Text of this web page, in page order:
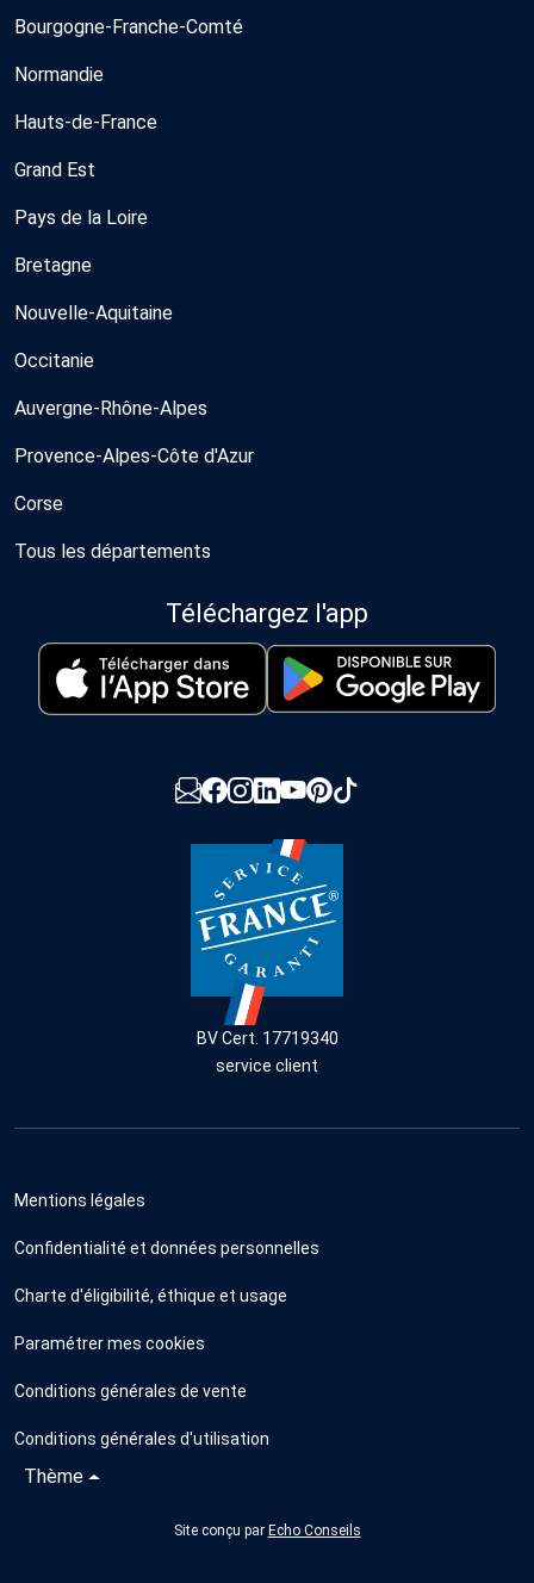
Bourgogne-Franche-Comté
Normandie
Hauts-de-France
Grand Est
Pays de la Loire
Bretagne
Nouvelle-Aquitaine
Occitanie
Auvergne-Rhône-Alpes
Provence-Alpes-Côte d'Azur
Corse
Tous les départements
Téléchargez l'app
BV Cert. 17719340
service client
Mentions légales
Confidentialité et données personnelles
Charte d'éligibilité, éthique et usage
Paramétrer mes cookies
Conditions générales de vente
Conditions générales d'utilisation
Thème
Site conçu par Echo Conseils